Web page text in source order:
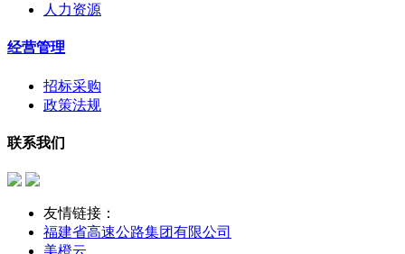
人力资源
经营管理
招标采购
政策法规
联系我们
友情链接：
福建省高速公路集团有限公司